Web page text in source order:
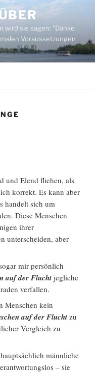
wird sie sagen: "Danke
Voraussetzungen
und Elend fliehen, als
korrekt. Es kann aber
handelt sich um
Diese Menschen
ihrer
unterscheiden, aber
mir persönlich
auf der Fluchtjegliche
verfallen.
Menschen kein
auf der Fluchtzu
Vergleich zu
männliche
– sie